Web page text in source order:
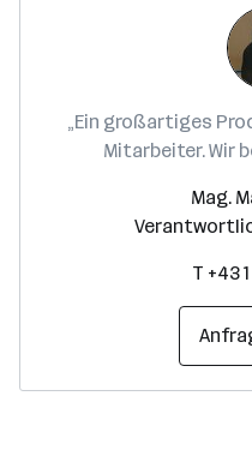
„Ein großartiges
Mitarbeiter. Wir
Mag.
T +43